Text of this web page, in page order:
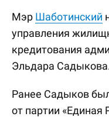
Мэр Шаботинский
управления
кредитования
Эльдара
Ранее Садыков
от партии «Единая